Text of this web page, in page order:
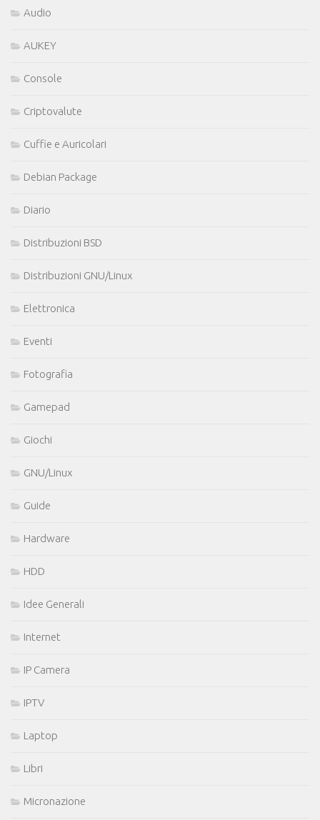
Audio
AUKEY
Console
Criptovalute
Cuffie e Auricolari
Debian Package
Diario
Distribuzioni BSD
Distribuzioni GNU/Linux
Elettronica
Eventi
Fotografia
Gamepad
Giochi
GNU/Linux
Guide
Hardware
HDD
Idee Generali
Internet
IP Camera
IPTV
Laptop
Libri
Micronazione